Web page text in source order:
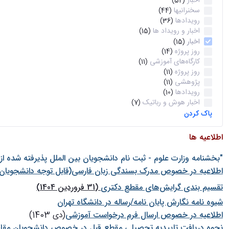
سخنرانیها (44)
رویدادها (36)
اخبار و رویداد ها (15)
اخبار (15)
روز پروژه (14)
کارگاه‌های آموزشی (11)
روز پروژه (11)
پژوهشی (11)
رویدادها (10)
اخبار هوش و رباتیک (7)
پاک کردن
اطلاعیه ها
"بخشنامه وزارت علوم - ثبت نام دانشجويان بين الملل پذيرفته شده
اطلاعیه در خصوص مدرک بسندگی زبان فارسی(قابل توجه
تقسیم بندی گرایش‌های مقطع دکتری(31 فروردین 1404)
شيوه نامه نگارش پايان نامه/رساله در دانشگاه تهران
اطلاعیه در خصوص ارسال فرم درخواست آموزشی(دی 1403)